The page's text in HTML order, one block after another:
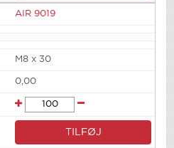
AIR 9019
M8 x 30
0,00
TILFØJ